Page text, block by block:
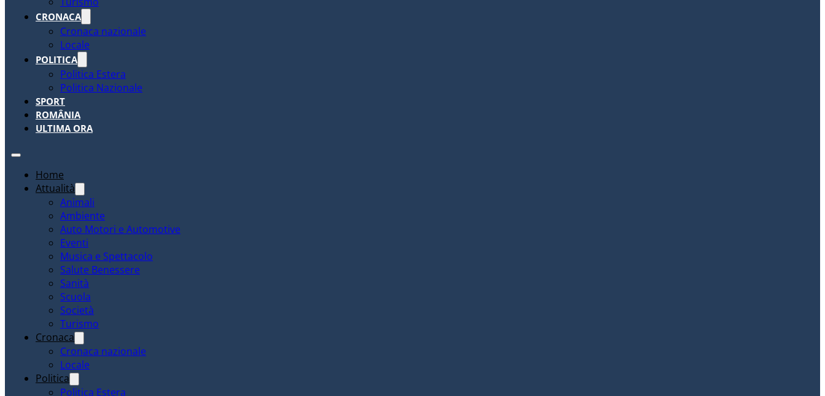
CRONACA
Cronaca nazionale
Locale
POLITICA
Politica Estera
Politica Nazionale
SPORT
ROMÂNIA
ULTIMA ORA
Home
Attualità
Animali
Ambiente
Auto Motori e Automotive
Eventi
Musica e Spettacolo
Salute Benessere
Sanità
Scuola
Società
Turismo
Cronaca
Cronaca nazionale
Locale
Politica
Politica Estera